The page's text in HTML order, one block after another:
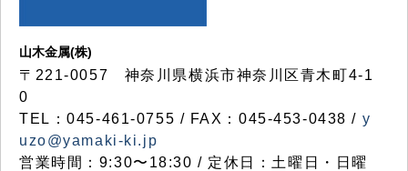
山木金属(株)
〒221-0057 神奈川県横浜市神奈川区青木町4-1
0
TEL：045-461-0755 / FAX：045-453-0438 / y
uzo@yamaki-ki.jp
営業時間：9:30〜18:30 / 定休日：土曜日・日曜